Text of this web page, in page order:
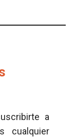
a
cualquier